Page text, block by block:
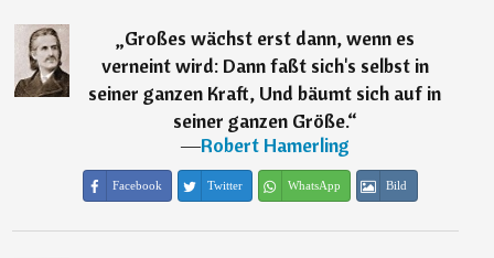
„Großes wächst erst dann, wenn es
verneint wird: Dann faßt sich's selbst in
seiner ganzen Kraft, Und bäumt sich auf in
seiner ganzen Größe.“
―Robert Hamerling
Facebook Twitter WhatsApp Bild